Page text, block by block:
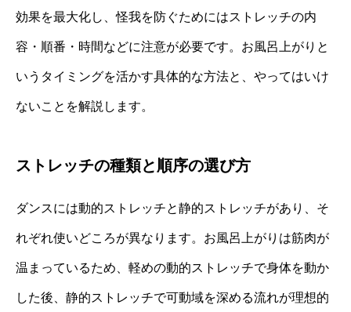
効果を最大化し、怪我を防ぐためにはストレッチの内
容・順番・時間などに注意が必要です。お風呂上がりと
いうタイミングを活かす具体的な方法と、やってはいけ
ないことを解説します。
ストレッチの種類と順序の選び方
ダンスには動的ストレッチと静的ストレッチがあり、そ
れぞれ使いどころが異なります。お風呂上がりは筋肉が
温まっているため、軽めの動的ストレッチで身体を動か
した後、静的ストレッチで可動域を深める流れが理想的